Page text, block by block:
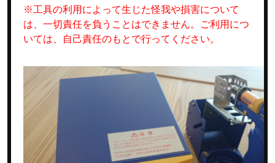
※工具の利用によって生じた怪我や損害について
は、一切責任を負うことはできません。ご利用につ
いては、自己責任のもとで行ってください。